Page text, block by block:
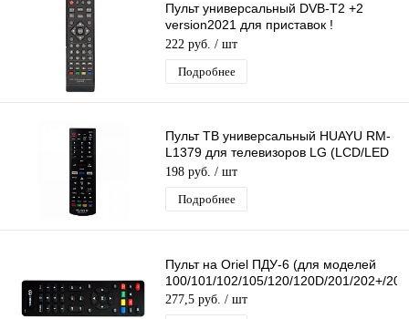
Пульт универсальный DVB-T2 +2
version2021 для приставок !
универсальный для разных моделей
DVB-T2
222 руб. / шт
Подробнее
Пульт ТВ универсальный HUAYU RM-
L1379 для телевизоров LG (LCD/LED
LG)
198 руб. / шт
Подробнее
Пульт на Oriel ПДУ-6 (для моделей
100/101/102/105/120/120D/201/202+/
277,5 руб. / шт